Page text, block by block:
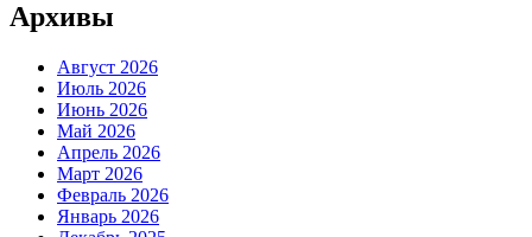
Архивы
Август 2026
Июль 2026
Июнь 2026
Май 2026
Апрель 2026
Март 2026
Февраль 2026
Январь 2026